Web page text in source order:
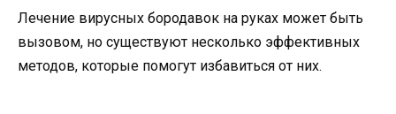
Лечение вирусных бородавок на руках может быть
вызовом, но существуют несколько эффективных
методов, которые помогут избавиться от них.